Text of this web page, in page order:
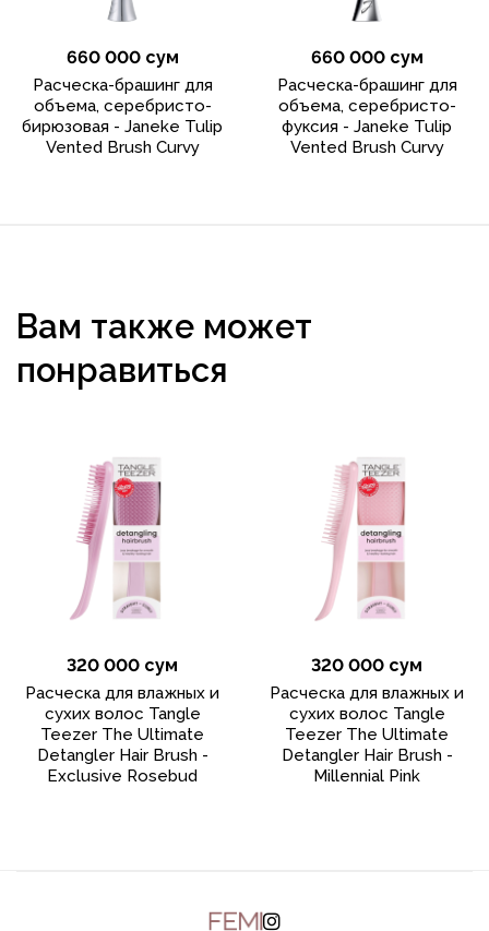
660 000 сум
Расческа-брашинг для
объема, серебристо-
бирюзовая - Janeke Tulip
Vented Brush Curvy
660 000 сум
Расческа-брашинг для
объема, серебристо-
фуксия - Janeke Tulip
Vented Brush Curvy
Вам также может
понравиться
320 000 сум
Расческа для влажных и
сухих волос Tangle
Teezer The Ultimate
Detangler Hair Brush -
Exclusive Rosebud
320 000 сум
Расческа для влажных и
сухих волос Tangle
Teezer The Ultimate
Detangler Hair Brush -
Millennial Pink